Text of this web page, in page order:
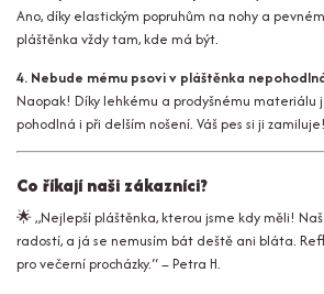
Ano, díky elastickým popruhům na nohy a
pláštěnka vždy tam, kde má být.
4. Nebude mému psovi v pláštěnka
Naopak! Díky lehkému a prodyšnému materiálu
pohodlná i při delším nošení. Váš pes si ji zamiluje!
Co říkají naši zákazníci?
🌟 „Nejlepší pláštěnka, kterou jsme kdy měli!
radostí, a já se nemusím bát deště ani bláta.
pro večerní procházky.“– Petra H.